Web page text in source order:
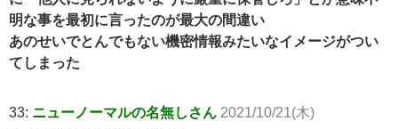
明な事を最初に言ったのが最大の間違い
あのせいでとんでもない機密情報みたいなイメージがつい
てしまった
33: ニューノーマルの名無しさん 2021/10/21(木)